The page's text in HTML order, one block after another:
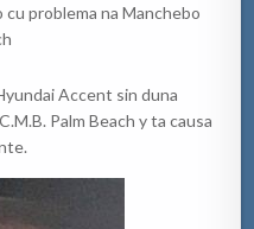
problema na Manchebo
Accent sin duna
Palm Beach y ta causa